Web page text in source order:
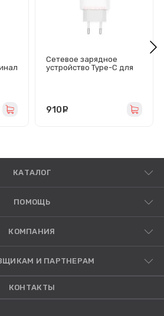
Сетевое зарядное
устройство Type-C для
910
КАТАЛОГ
ПОМОЩЬ
КОМПАНИЯ
И ПАРТНЕРАМ
КОНТАКТЫ